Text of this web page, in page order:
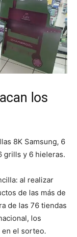
los
8K Samsung, 6
grills y 6 hieleras.
al realizar
de las más de
de las 76 tiendas
los
el sorteo.